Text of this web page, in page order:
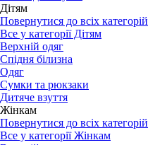
Дітям
Повернутися до всіх категорій
Все у категорії Дітям
Верхній одяг
Спідня білизна
Одяг
Сумки та рюкзаки
Дитяче взуття
Жінкам
Повернутися до всіх категорій
Все у категорії Жінкам